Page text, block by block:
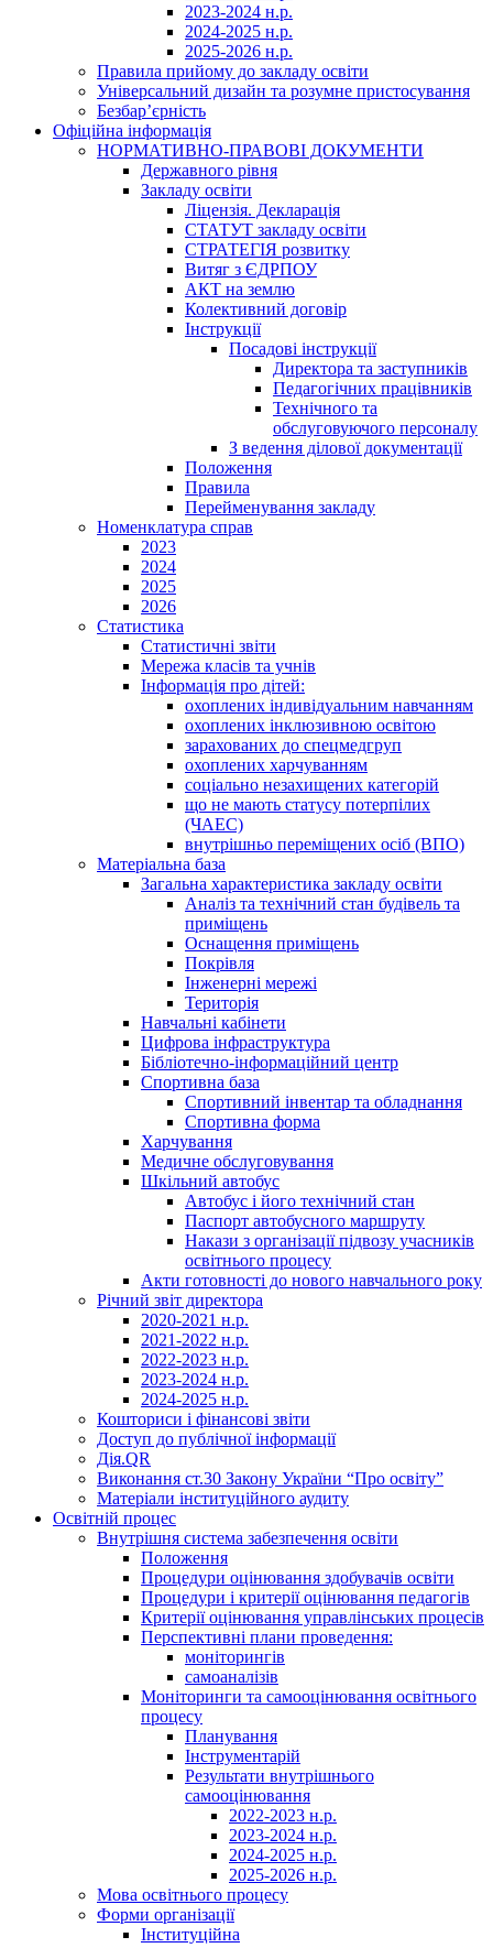
2023-2024 н.р.
2024-2025 н.р.
2025-2026 н.р.
Правила прийому до закладу освіти
Універсальний дизайн та розумне пристосування
Безбар’єрність
Офіційна інформація
НОРМАТИВНО-ПРАВОВІ ДОКУМЕНТИ
Державного рівня
Закладу освіти
Ліцензія. Декларація
СТАТУТ закладу освіти
СТРАТЕГІЯ розвитку
Витяг з ЄДРПОУ
АКТ на землю
Колективний договір
Інструкції
Посадові інструкції
Директора та заступників
Педагогічних працівників
Технічного та
обслуговуючого персоналу
З ведення ділової документації
Положення
Правила
Перейменування закладу
Номенклатура справ
2023
2024
2025
2026
Статистика
Статистичні звіти
Мережа класів та учнів
Інформація про дітей:
охоплених індивідуальним навчанням
охоплених інклюзивною освітою
зарахованих до спецмедгруп
охоплених харчуванням
соціально незахищених категорій
що не мають статусу потерпілих
(ЧАЕС)
внутрішньо переміщених осіб (ВПО)
Матеріальна база
Загальна характеристика закладу освіти
Аналіз та технічний стан будівель та
приміщень
Оснащення приміщень
Покрівля
Інженерні мережі
Територія
Навчальні кабінети
Цифрова інфраструктура
Бібліотечно-інформаційний центр
Спортивна база
Спортивний інвентар та обладнання
Спортивна форма
Харчування
Медичне обслуговування
Шкільний автобус
Автобус і його технічний стан
Паспорт автобусного маршруту
Накази з організації підвозу учасників
освітнього процесу
Акти готовності до нового навчального року
Річний звіт директора
2020-2021 н.р.
2021-2022 н.р.
2022-2023 н.р.
2023-2024 н.р.
2024-2025 н.р.
Кошториси і фінансові звіти
Доступ до публічної інформації
Дія.QR
Виконання ст.30 Закону України “Про освіту”
Матеріали інституційного аудиту
Освітній процес
Внутрішня система забезпечення освіти
Положення
Процедури оцінювання здобувачів освіти
Процедури і критерії оцінювання педагогів
Критерії оцінювання управлінських процесів
Перспективні плани проведення:
моніторингів
самоаналізів
Моніторинги та самооцінювання освітнього
процесу
Планування
Інструментарій
Результати внутрішнього
самооцінювання
2022-2023 н.р.
2023-2024 н.р.
2024-2025 н.р.
2025-2026 н.р.
Мова освітнього процесу
Форми організації
Інституційна